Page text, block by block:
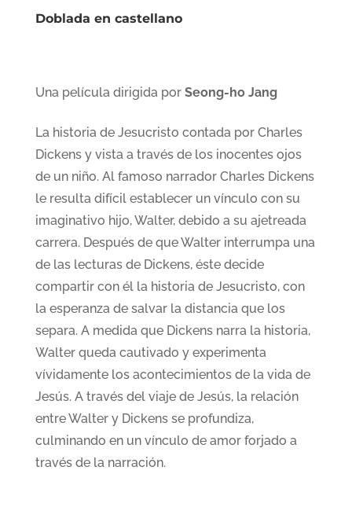
Doblada en castellano
Una película dirigida por Seong-ho Jang
La historia de Jesucristo contada por Charles
Dickens y vista a través de los inocentes ojos
de un niño. Al famoso narrador Charles Dickens
le resulta difícil establecer un vínculo con su
imaginativo hijo, Walter, debido a su ajetreada
carrera. Después de que Walter interrumpa una
de las lecturas de Dickens, éste decide
compartir con él la historia de Jesucristo, con
la esperanza de salvar la distancia que los
separa. A medida que Dickens narra la historia,
Walter queda cautivado y experimenta
vívidamente los acontecimientos de la vida de
Jesús. A través del viaje de Jesús, la relación
entre Walter y Dickens se profundiza,
culminando en un vínculo de amor forjado a
través de la narración.